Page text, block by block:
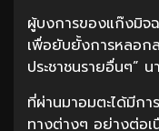
ผู้บงการของแก๊งมิจ
เพื่อยับยั้งการหลอก
ประชาชนรายอื่นๆ”
ที่ผ่านมาอมตะได้มีกา
ทางต่างๆ อย่างต่อเ